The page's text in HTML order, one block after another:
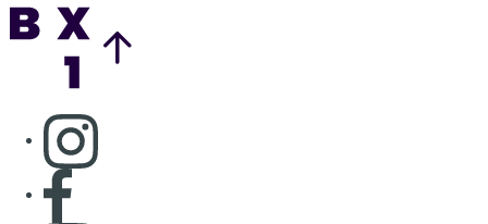
Consulter page Instagram
Consulter page Facebook